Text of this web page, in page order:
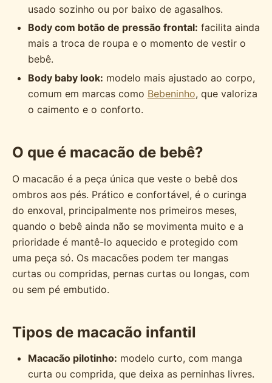
usado sozinho ou por baixo de agasalhos.
Body com botão de pressão frontal: facilita ainda
mais a troca de roupa e o momento de vestir o
bebê.
Body baby look: modelo mais ajustado ao corpo,
comum em marcas como Bebeninho, que valoriza
o caimento e o conforto.
O que é macacão de bebê?
O macacão é a peça única que veste o bebê dos
ombros aos pés. Prático e confortável, é o curinga
do enxoval, principalmente nos primeiros meses,
quando o bebê ainda não se movimenta muito e a
prioridade é mantê-lo aquecido e protegido com
uma peça só. Os macacões podem ter mangas
curtas ou compridas, pernas curtas ou longas, com
ou sem pé embutido.
Tipos de macacão infantil
Macacão pilotinho: modelo curto, com manga
curta ou comprida, que deixa as perninhas livres.